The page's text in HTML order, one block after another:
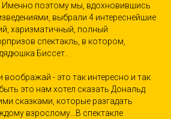
поэтому мы, вдохновившись
выбрали 4 интереснейшие
харизматичный, полный
спектакль, в котором,
Биссет..
- это так интересно и так
это нам хотел сказать Дональд
сказками, которые разгадать
взрослому...В спектакле